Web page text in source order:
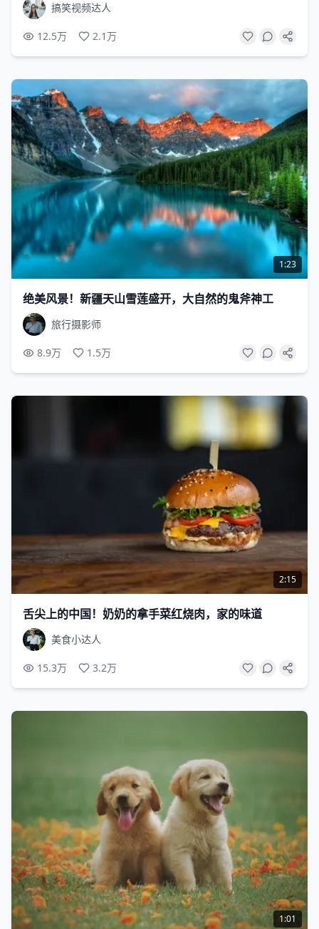
搞笑视频达人
12.5万 2.1万
1:23
绝美风景！新疆天山雪莲盛开，大自然的鬼斧神工
旅行摄影师
8.9万 1.5万
2:15
舌尖上的中国！奶奶的拿手菜红烧肉，家的味道
美食小达人
15.3万 3.2万
1:01